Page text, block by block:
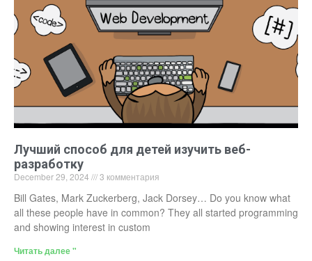
Лучший способ для детей изучить веб-
разработку
December 29, 2024 3 комментария
Bill Gates, Mark Zuckerberg, Jack Dorsey… Do you know what
all these people have in common? They all started programming
and showing interest in custom
Читать далее "